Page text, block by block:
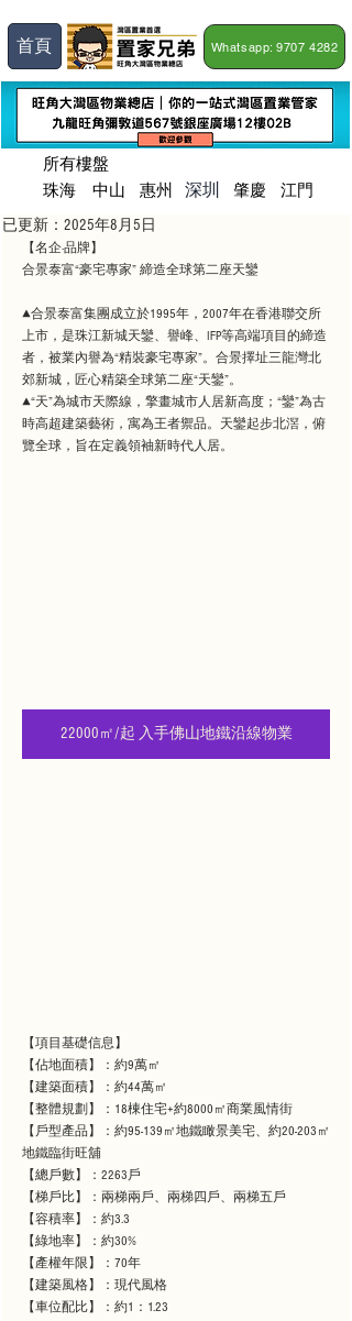
首頁 Whatsapp: 9707 4282
所有樓盤
珠海
​中山 惠州 深圳 肇慶 江門
已更新： 2025年8月5日
【名企·品牌】
合景泰富“豪宅專家” 締造全球第二座天鑾
▲合景泰富集團成立於1995年，2007年在香港聯交所
上市，是珠江新城天鑾、譽峰、IFP等高端項目的締造
者，被業內譽為“精裝豪宅專家”。合景擇址三龍灣北
郊新城，匠心精築全球第二座“天鑾”。
▲“天”為城市天際線，擎畫城市人居新高度；“鑾”為古
時高超建築藝術，寓為王者禦品。天鑾起步北滘，俯
覽全球，旨在定義領袖新時代人居。
22000㎡/起 入手佛山地鐵沿線物業
【項目基礎信息】
【佔地面積】：約9萬㎡
【建築面積】：約44萬㎡
【整體規劃】：18棟住宅+約8000㎡商業風情街
【戶型產品】：約95-139㎡地鐵瞰景美宅、約20-203㎡
地鐵臨街旺舖
【總戶數】：2263戶
【梯戶比】：兩梯兩戶、兩梯四戶、兩梯五戶
【容積率】：約3.3
【綠地率】：約30%
【產權年限】：70年
【建築風格】：現代風格
【車位配比】：約1：1.23